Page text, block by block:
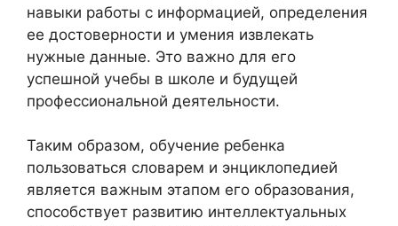
навыки работы с информацией, определения
ее достоверности и умения извлекать
нужные данные. Это важно для его
успешной учебы в школе и будущей
профессиональной деятельности.
Таким образом, обучение ребенка
пользоваться словарем и энциклопедией
является важным этапом его образования,
способствует развитию интеллектуальных